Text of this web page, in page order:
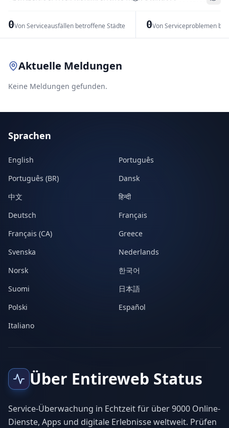
0Von Serviceausfällen betroffene Städte 0Von Serviceproblemen
Aktuelle Meldungen
Keine Meldungen gefunden.
Sprachen
English
Português
Português (BR)
Dansk
中文
हिन्दी
Deutsch
Français
Français (CA)
Greece
Svenska
Nederlands
Norsk
한국어
Suomi
日本語
Polski
Español
Italiano
Über Entireweb Status
Service-Überwachung in Echtzeit für über 9000 Online-
Dienste, Apps und digitale Erlebnisse weltweit. Prüfen